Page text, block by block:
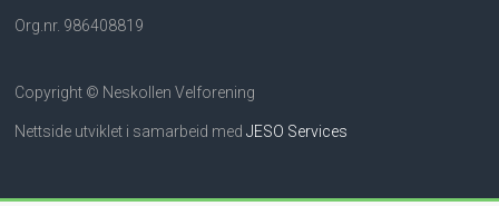
Org.nr. 986408819
Copyright © Neskollen Velforening
Nettside utviklet i samarbeid medJESO Services